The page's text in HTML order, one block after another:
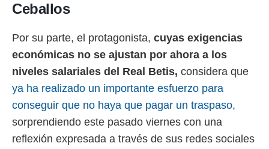
utilizar
crear un
uso de
contenido
medir el
el
Ceballos
Por su parte, el protagonista, cuyas exigencias
económicas no se ajustan por ahora a los
niveles salariales del Real Betis, considera que
ya ha realizado un importante esfuerzo para
conseguir que no haya que pagar un traspaso,
sorprendiendo este pasado viernes con una
reflexión expresada a través de sus redes sociales